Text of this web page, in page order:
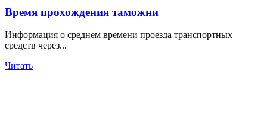
Время прохождения таможни
Информация о среднем времени проезда транспортных
средств через...
Читать